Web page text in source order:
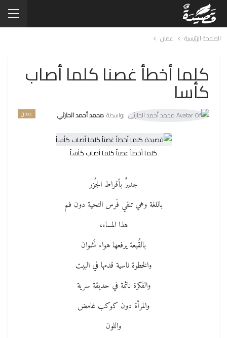
الصفحة الرئيسية عمان
كلما أخطأ غصنا كلما أصاب
كأسا
عمان بواسطة محمد أحمد الحارثي
كلما أخطأ غصناً كلما أصاب كأساً
جديرٌ بأقراط الجُزر
باللغة وهي تلقي فَرس التحية دون فم
هذا المساء،
بالقُبعة يرفعها هواء نَشوان
والخطوة ناسية قدمها في البيت
والفكرة نائمة في حديقة سرية
والمرأة دون كوكب غامض
واللون